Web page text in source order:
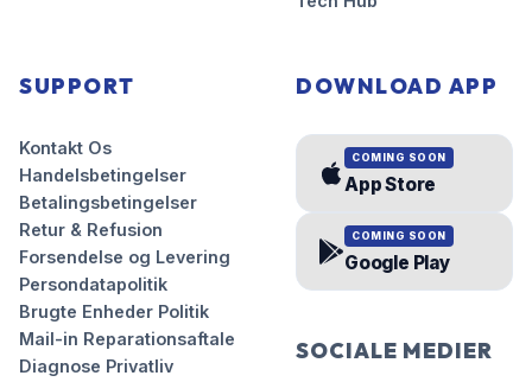
SUPPORT
Kontakt Os
Handelsbetingelser
Betalingsbetingelser
Retur & Refusion
Forsendelse og Levering
Persondatapolitik
Brugte Enheder Politik
Mail-in Reparationsaftale
Diagnose Privatliv
DOWNLOAD APP
COMING SOON
App Store
COMING SOON
Google Play
SOCIALE MEDIER